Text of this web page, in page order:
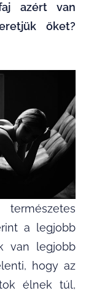
azért van
őket?
a legjobb
van legjobb
hogy az
élnek túl,